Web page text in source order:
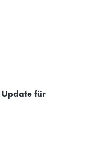
Update für